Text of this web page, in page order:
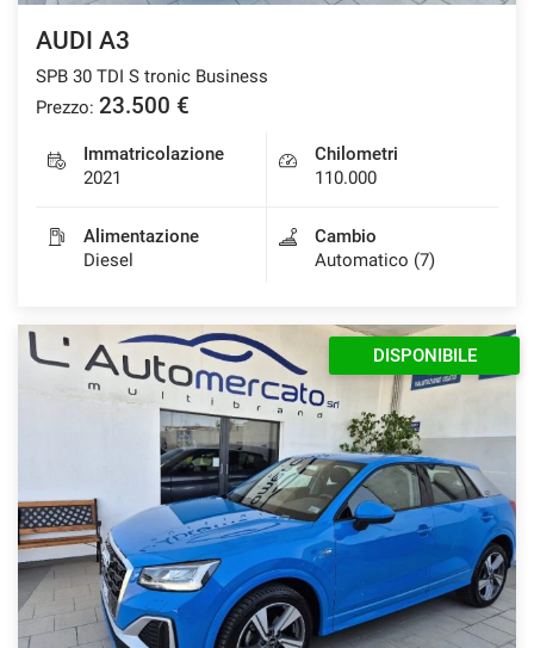
AUDI A3
SPB 30 TDI S tronic Business
Prezzo: 23.500 €
Immatricolazione
2021
Chilometri
110.000
Alimentazione
Diesel
Cambio
Automatico (7)
DISPONIBILE